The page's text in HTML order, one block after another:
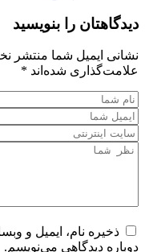
دیدگاهتان را بنویسید
نشانی ایمیل شما منتشر
علامت‌گذاری شده‌اند*
ذخیره نام، ایمیل و
دوباره دیدگاهی می‌نویسم.